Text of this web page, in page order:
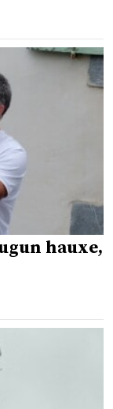
hauxe,